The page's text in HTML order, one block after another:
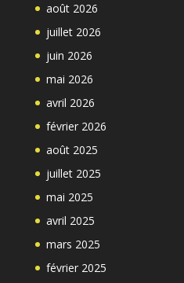
août 2026
juillet 2026
juin 2026
mai 2026
avril 2026
février 2026
août 2025
juillet 2025
mai 2025
avril 2025
mars 2025
février 2025